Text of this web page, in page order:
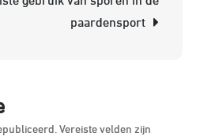
paardensport
Vereiste velden zijn